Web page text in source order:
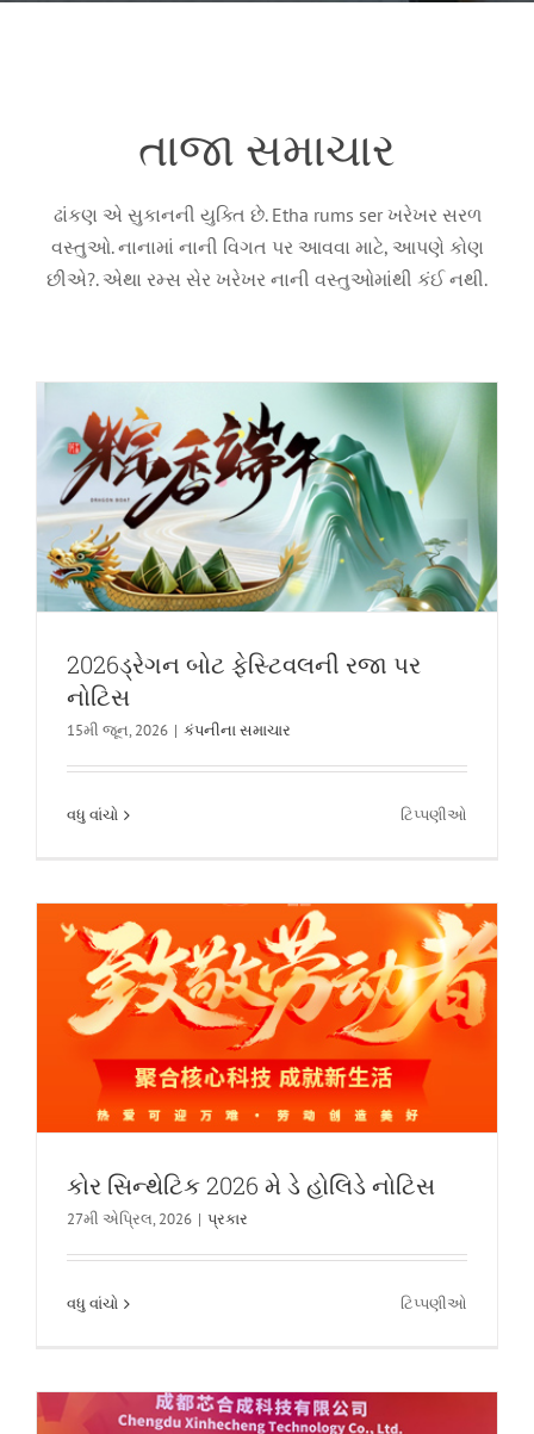
તાજા સમાચાર
ઢાંકણ એ સુકાનની યુક્તિ છે. Etha rums ser ખરેખર સરળ
વસ્તુઓ. નાનામાં નાની વિગત પર આવવા માટે, આપણે કોણ
છીએ?. એથા રમ્સ સેર ખરેખર નાની વસ્તુઓમાંથી કંઈ નથી.
2026ડ્રેગન બોટ ફેસ્ટિવલની રજા પર નોટિસ
2026ડ્રેગન બોટ ફેસ્ટિવલની રજા પર
નોટિસ
15મી જૂન, 2026 | કંપનીના સમાચાર
વધુ વાંચો ટિપ્પણીઓ
રજા
પર
નોટિસ
કોર સિન્થેટિક 2026 મે ડે હોલિડે નોટિસ
કોર સિન્થેટિક 2026 મે ડે હોલિડે નોટિસ
27મી એપ્રિલ, 2026 | પ્રકાર
વધુ વાંચો ટિપ્પણીઓ
કોર સિન્થેસિસ ટેક્નોલોજી CCMT2026 ખાતે